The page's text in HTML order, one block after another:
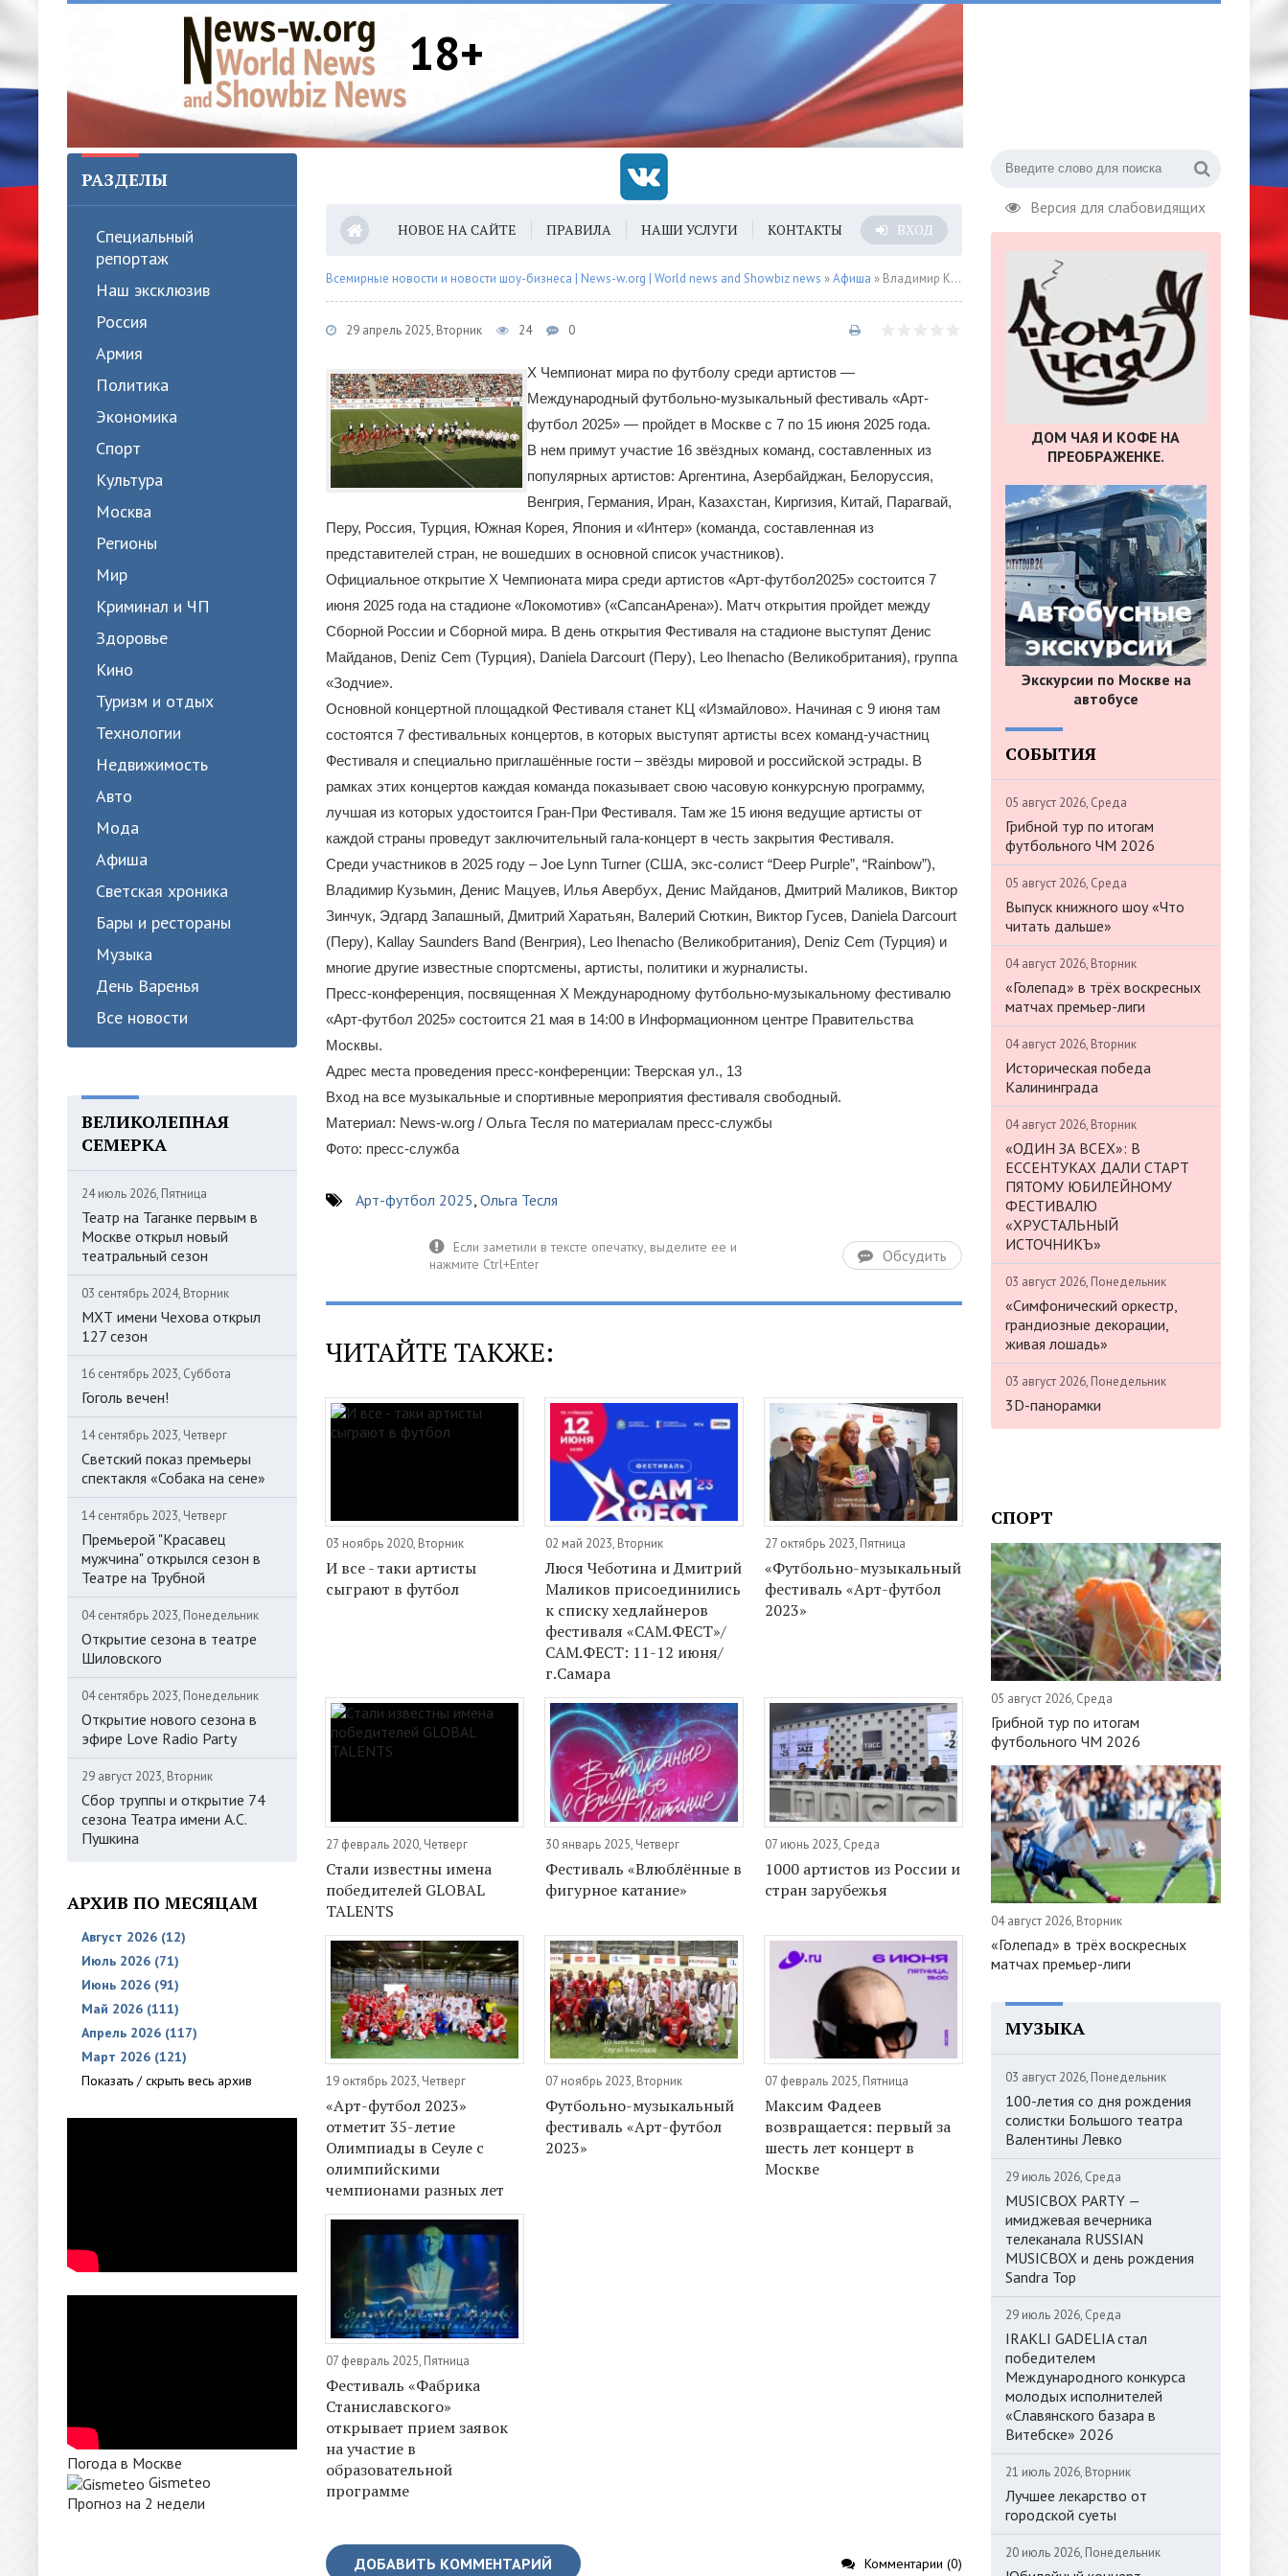
18+
Версия для слабовидящих
РАЗДЕЛЫ
Специальный
репортаж
Наш эксклюзив
Россия
Армия
Политика
Экономика
Спорт
Культура
Москва
Регионы
Мир
Криминал и ЧП
Здоровье
Кино
Туризм и отдых
Технологии
Недвижимость
Авто
Мода
Афиша
Светская хроника
Бары и рестораны
Музыка
День Варенья
Все новости
ВЕЛИКОЛЕПНАЯ
СЕМЕРКА
24 июль 2026, Пятница
Театр на Таганке первым в
Москве открыл новый
театральный сезон
03 сентябрь 2024, Вторник
МХТ имени Чехова открыл
127 сезон
16 сентябрь 2023, Суббота
Гоголь вечен!
14 сентябрь 2023, Четверг
Светский показ премьеры
спектакля «Собака на сене»
14 сентябрь 2023, Четверг
Премьерой "Красавец
мужчина" открылся сезон в
Театре на Трубной
04 сентябрь 2023, Понедельник
Открытие сезона в театре
Шиловского
04 сентябрь 2023, Понедельник
Открытие нового сезона в
эфире Love Radio Party
29 август 2023, Вторник
Сбор труппы и открытие 74
сезона Театра имени А.С.
Пушкина
АРХИВ ПО МЕСЯЦАМ
Август 2026 (12)
Июль 2026 (71)
Июнь 2026 (91)
Май 2026 (111)
Апрель 2026 (117)
Март 2026 (121)
Показать / скрыть весь архив
Погода в Москве
Gismeteo
Прогноз на 2 недели
НОВОЕ НА САЙТЕ ПРАВИЛА НАШИ УСЛУГИ КОНТАКТЫ ВХОД
Всемирные новости и новости шоу-бизнеса | News-w.org | World news and Showbiz news »Афиша » Владимир Кузьмин, Дмитрий Маликов и Джо Линн Тернер выступят на «Арт-футболе 2025»
29 апрель 2025, Вторник 24 0
X Чемпионат мира по футболу среди артистов —
Международный футбольно-музыкальный фестиваль «Арт-
футбол 2025» — пройдет в Москве с 7 по 15 июня 2025 года.
В нем примут участие 16 звёздных команд, составленных из
популярных артистов: Аргентина, Азербайджан, Белоруссия,
Венгрия, Германия, Иран, Казахстан, Киргизия, Китай, Парагвай,
Перу, Россия, Турция, Южная Корея, Япония и «Интер» (команда, составленная из
представителей стран, не вошедших в основной список участников).
Официальное открытие X Чемпионата мира среди артистов «Арт-футбол2025» состоится 7
июня 2025 года на стадионе «Локомотив» («СапсанАрена»). Матч открытия пройдет между
Сборной России и Сборной мира. В день открытия Фестиваля на стадионе выступят Денис
Майданов, Deniz Cem (Турция), Daniela Darcourt (Перу), Leo Ihenacho (Великобритания), группа
«Зодчие».
Основной концертной площадкой Фестиваля станет КЦ «Измайлово». Начиная с 9 июня там
состоятся 7 фестивальных концертов, в которых выступят артисты всех команд-участниц
Фестиваля и специально приглашённые гости – звёзды мировой и российской эстрады. В
рамках этих концертов каждая команда показывает свою часовую конкурсную программу,
лучшая из которых удостоится Гран-При Фестиваля. Там же 15 июня ведущие артисты от
каждой страны проведут заключительный гала-концерт в честь закрытия Фестиваля.
Среди участников в 2025 году – Joe Lynn Turner (США, экс-солист “Deep Purple”, “Rainbow”),
Владимир Кузьмин, Денис Мацуев, Илья Авербух, Денис Майданов, Дмитрий Маликов, Виктор
Зинчук, Эдгард Запашный, Дмитрий Харатьян, Валерий Сюткин, Виктор Гусев, Daniela Darcourt
(Перу), Kallay Saunders Band (Венгрия), Leo Ihenacho (Великобритания), Deniz Cem (Турция) и
многие другие известные спортсмены, артисты, политики и журналисты.
Пресс-конференция, посвященная Х Международному футбольно-музыкальному фестивалю
«Арт-футбол 2025» состоится 21 мая в 14:00 в Информационном центре Правительства
Москвы.
Адрес места проведения пресс-конференции: Тверская ул., 13
Вход на все музыкальные и спортивные мероприятия фестиваля свободный.
Материал: News-w.org / Ольга Тесля по материалам пресс-службы
Фото: пресс-служба
Арт-футбол 2025, Ольга Тесля
Обсудить
ЧИТАЙТЕ ТАКЖЕ:
03 ноябрь 2020, Вторник
И все - таки артисты
сыграют в футбол
02 май 2023, Вторник
Люся Чеботина и Дмитрий
Маликов присоединились
к списку хедлайнеров
фестиваля «САМ.ФЕСТ»/
САМ.ФЕСТ: 11-12 июня/
г.Самара
27 октябрь 2023, Пятница
«Футбольно-музыкальный
фестиваль «Арт-футбол
2023»
27 февраль 2020, Четверг
Стали известны имена
победителей GLOBAL
TALENTS
30 январь 2025, Четверг
Фестиваль «Влюблённые в
фигурное катание»
07 июнь 2023, Среда
1000 артистов из России и
стран зарубежья
19 октябрь 2023, Четверг
«Арт-футбол 2023»
отметит 35-летие
Олимпиады в Сеуле с
олимпийскими
чемпионами разных лет
07 ноябрь 2023, Вторник
Футбольно-музыкальный
фестиваль «Арт-футбол
2023»
07 февраль 2025, Пятница
Максим Фадеев
возвращается: первый за
шесть лет концерт в
Москве
07 февраль 2025, Пятница
Фестиваль «Фабрика
Станиславского»
открывает прием заявок
на участие в
образовательной
программе
ДОБАВИТЬ КОММЕНТАРИЙ Комментарии (0)
ДОМ ЧАЯ И КОФЕ НА
ПРЕОБРАЖЕНКЕ.
Экскурсии по Москве на
автобусе
СОБЫТИЯ
05 август 2026, Среда
Грибной тур по итогам
футбольного ЧМ 2026
05 август 2026, Среда
Выпуск книжного шоу «Что
читать дальше»
04 август 2026, Вторник
«Голепад» в трёх воскресных
матчах премьер-лиги
04 август 2026, Вторник
Историческая победа
Калининграда
04 август 2026, Вторник
«ОДИН ЗА ВСЕХ»: В
ЕССЕНТУКАХ ДАЛИ СТАРТ
ПЯТОМУ ЮБИЛЕЙНОМУ
ФЕСТИВАЛЮ
«ХРУСТАЛЬНЫЙ
ИСТОЧНИКЪ»
03 август 2026, Понедельник
«Симфонический оркестр,
грандиозные декорации,
живая лошадь»
03 август 2026, Понедельник
3D-панорамки
СПОРТ
05 август 2026, Среда
Грибной тур по итогам
футбольного ЧМ 2026
04 август 2026, Вторник
«Голепад» в трёх воскресных
матчах премьер-лиги
МУЗЫКА
03 август 2026, Понедельник
100-летия со дня рождения
солистки Большого театра
Валентины Левко
29 июль 2026, Среда
MUSICBOX PARTY —
имиджевая вечерника
телеканала RUSSIAN
MUSICBOX и день рождения
Sandra Top
29 июль 2026, Среда
IRAKLI GADELIA стал
победителем
Международного конкурса
молодых исполнителей
«Славянского базара в
Витебске» 2026
21 июль 2026, Вторник
Лучшее лекарство от
городской суеты
20 июль 2026, Понедельник